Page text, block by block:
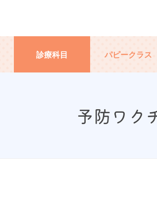
診療科目 パピークラス
予防ワク